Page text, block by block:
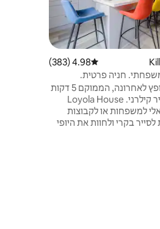
דירוג ממוצע של 4.98 מתוך 5, 383 ביקורות
4.98 (383)
חניה פרטית.
בית משפחה ששופץ לאחרונה, הממוקם 5 דקות
הליכה ממרכז העיר קילרני. Loyola House
למשפחות או לקבוצות
לסייר בקרי ולחוות את היופי